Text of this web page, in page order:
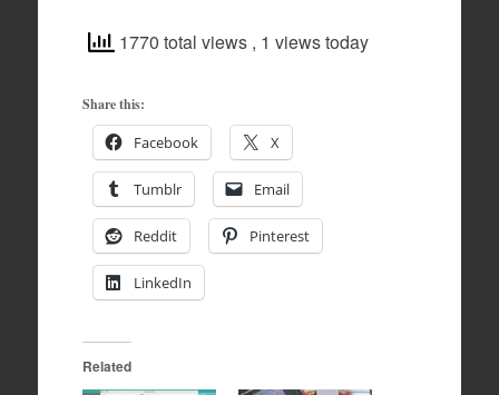
1770 total views , 1 views today
Share this:
Facebook X
Tumblr Email
Reddit Pinterest
LinkedIn
Related